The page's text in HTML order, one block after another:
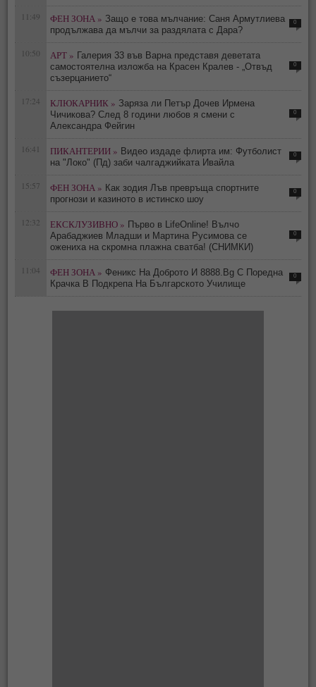
11:49 ФЕН ЗОНА » Защо е това мълчание: Саня Армутлиева
продължава да мълчи за раздялата с Дара?
0
10:50 АРТ » Галерия 33 във Варна представя деветата
самостоятелна изложба на Красен Кралев - „Отвъд
съзерцанието“
0
17:24 КЛЮКАРНИК » Заряза ли Петър Дочев Ирмена
Чичикова? След 8 години любов я смени с
Александра Фейгин
0
16:41 ПИКАНТЕРИИ » Видео издаде флирта им: Футболист
на "Локо" (Пд) заби чалгаджийката Ивайла
0
15:57 ФЕН ЗОНА » Как зодия Лъв превръща спортните
прогнози и казиното в истинско шоу
0
12:32 ЕКСКЛУЗИВНО » Първо в LifeOnline! Вълчо
Арабаджиев Младши и Мартина Русимова сe
oжениха на скромна плажна сватба! (СНИМКИ)
0
11:04 ФЕН ЗОНА » Феникс На Доброто И 8888.Bg С Поредна
Крачка В Подкрепа На Българското Училище
0